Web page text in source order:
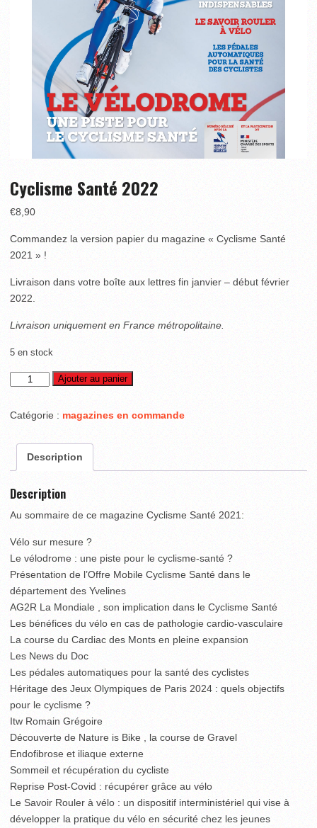
Cyclisme Santé 2022
€8,90
Commandez la version papier du magazine « Cyclisme Santé
2021 » !
Livraison dans votre boîte aux lettres fin janvier – début février
2022.
Livraison uniquement en France métropolitaine.
5 en stock
quantité
Cyclisme
2022
Ajouter au panier
Catégorie : magazines en commande
Description
Description
Au sommaire de ce magazine Cyclisme Santé 2021:
Vélo sur mesure ?
Le vélodrome : une piste pour le cyclisme-santé ?
Présentation de l’Offre Mobile Cyclisme Santé dans le
département des Yvelines
AG2R La Mondiale , son implication dans le Cyclisme Santé
Les bénéfices du vélo en cas de pathologie cardio-vasculaire
La course du Cardiac des Monts en pleine expansion
Les News du Doc
Les pédales automatiques pour la santé des cyclistes
Héritage des Jeux Olympiques de Paris 2024 : quels objectifs
pour le cyclisme ?
Itw Romain Grégoire
Découverte de Nature is Bike , la course de Gravel
Endofibrose et iliaque externe
Sommeil et récupération du cycliste
Reprise Post-Covid : récupérer grâce au vélo
Le Savoir Rouler à vélo : un dispositif interministériel qui vise à
développer la pratique du vélo en sécurité chez les jeunes